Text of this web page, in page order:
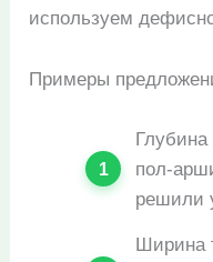
используем
Примеры
пол-
решили
Ширина